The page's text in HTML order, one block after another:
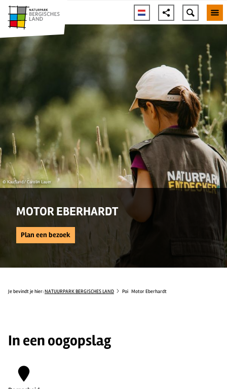
© Kaufland/ Carolin Lauer
MOTOR EBERHARDT
Plan een bezoek
Je bevindt je hier:NATUURPARK BERGISCHES LAND Poi Motor Eberhardt
In een oogopslag